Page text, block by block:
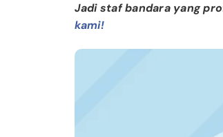
Jadi staf bandara yang
kami!